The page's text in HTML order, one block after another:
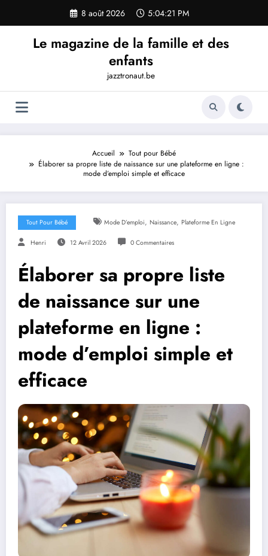
contenu
8 août 2026 5:04:22 PM
Le magazine de la famille et des
enfants
jazztronaut.be
Accueil
Tout pour Bébé
Élaborer sa propre liste de naissance sur une plateforme en ligne :
mode d’emploi simple et efficace
Tout Pour Bébé Mode D’emploi, Naissance, Plateforme En Ligne
Henri 12 Avril 2026 0 Commentaires
Élaborer sa propre liste
de naissance sur une
plateforme en ligne :
mode d’emploi simple et
efficace